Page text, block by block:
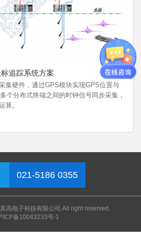
追踪系统方案
集硬件，通过GPS模块实现GPS位置与
个分布式终端之间的时钟信号同步采集，
算。
021-5186 0355
高电子科技有限公司.All right reserved.
ICP备10043233号-1